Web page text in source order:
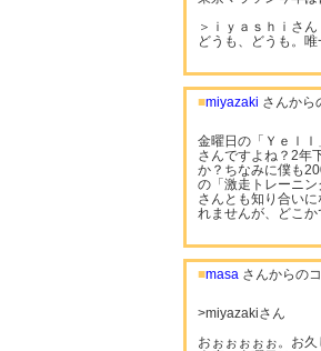
＞ｉｙａｓｈｉさん
どうも、どうも。
■miyazaki さんから
金曜日の「Ｙｅｌ
さんですよね？2年
か？ちなみに僕も
の「激走トレーニ
さんとも知り合い
れませんが、どこ
■masa さんからの
>miyazakiさん
おぉぉぉぉぉ。お